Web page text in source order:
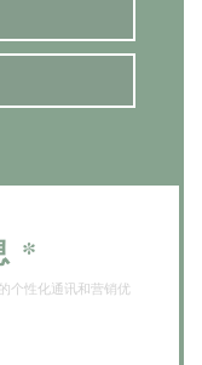
*
个性化通讯和营销优